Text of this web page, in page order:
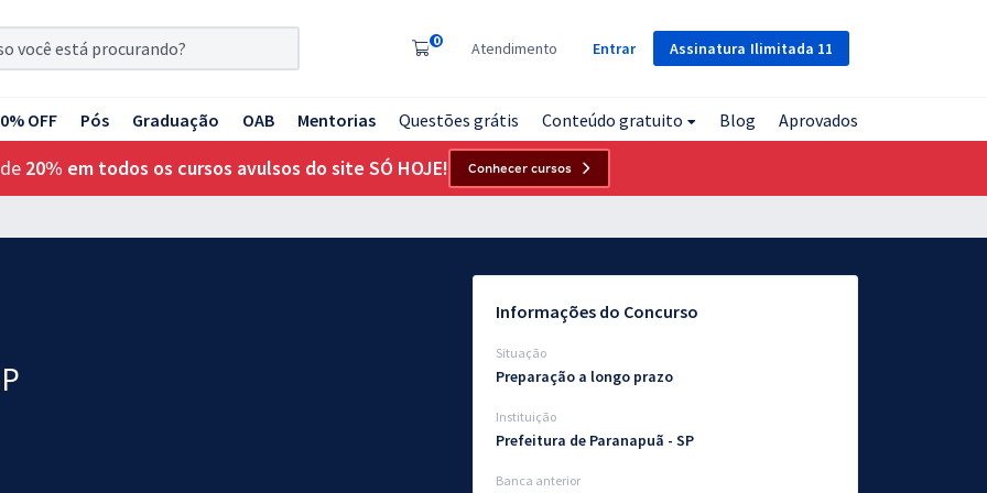
Assinatura Ilimitada 11
0 Atendimento Entrar
OFF Pós Graduação OAB Mentorias Questões grátis Conteúdo gratuito Blog Aprovados
20% em todos os cursos avulsos do site SÓ HOJE! Conhecer cursos
Informações do Concurso
Situação
Preparação a longo prazo
Instituição
Prefeitura de Paranapuã - SP
Banca anterior